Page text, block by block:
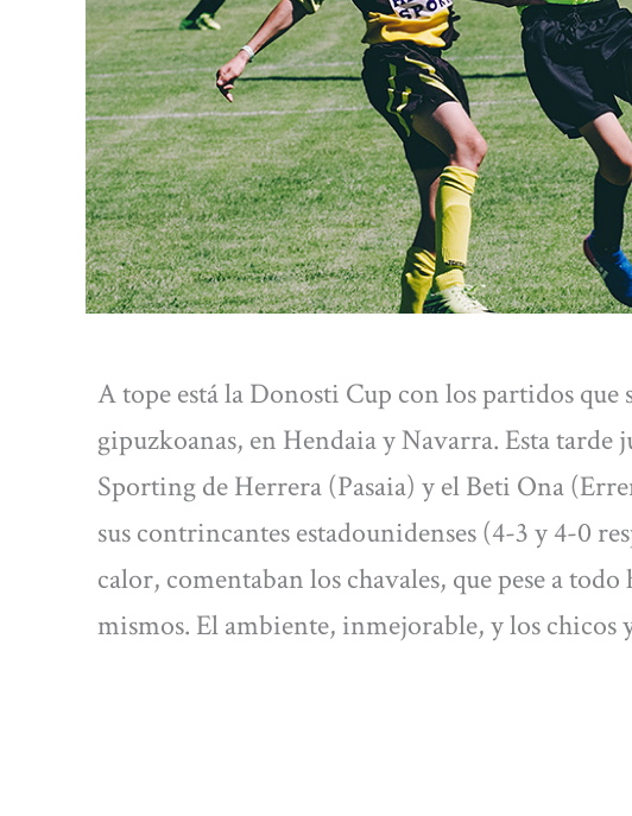
A tope está la Donosti Cup con los partidos que
gipuzkoanas, en Hendaia y Navarra. Esta tarde
Sporting de Herrera (Pasaia) y el Beti Ona
sus contrincantes estadounidenses (4-3 y 4-0
calor, comentaban los chavales, que pese a
mismos. El ambiente, inmejorable, y los chicos